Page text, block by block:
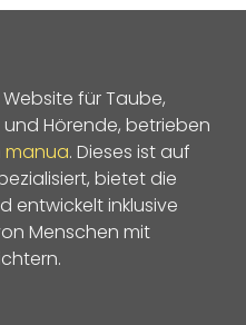
für Taube,
Hörende, betrieben
manua. Dieses ist auf
bietet die
entwickelt inklusive
Menschen mit